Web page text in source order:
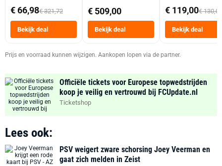
abonnement
€ 66,98€ 321,72
Bekijk deal
€ 509,00
Bekijk deal
Dubbele Mand 9
Tot 6 Personen
Heteluchtfriteuse
Zwart
€ 119,00€ 130,00
Bekijk deal
Prijs en voorraad kunnen wijzigen. Aankopen lopen via de partner.
Officiële tickets voor Europese topwedstrijden
koop je veilig en vertrouwd bij FCUpdate.nl
Ticketshop
Lees ook:
PSV weigert zware schorsing Joey Veerman en
gaat zich melden in Zeist